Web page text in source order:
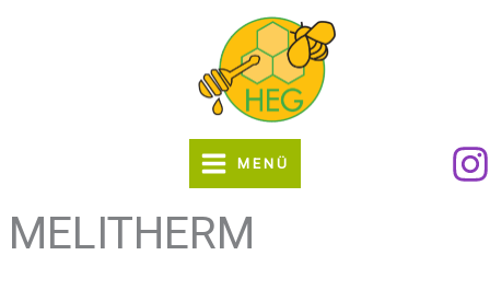
MENÜ
MELITHERM